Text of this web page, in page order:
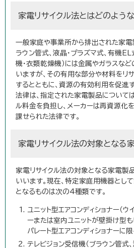
家電リサイクル法とはどのよう
一般家庭や事業所から排出された家電製
ラウン管式、液晶・プラズマ式、有機EL
機・衣類乾燥機）には金属やガラスな
いますが、その有用な部分や材料をリ
するとともに、資源の有効利用を促進
法律は、指定された家電製品について
ル料金を負担し、メーカーは再資源化
課せられた法律です。
家電リサイクル法の対象となる
家電リサイクル法の対象となる家電製
いいます。現在、特定家庭用機器とし
となるものは次の4種類です。
ユニット型エアコンディショナー（ウ
ーまたは室内ユニットが壁掛け型
パレート型エアコンディショナーに限
テレビジョン受信機（ブラウン管式